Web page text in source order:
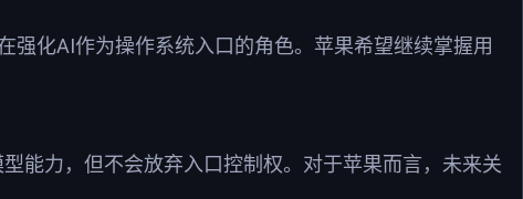
化AI作为操作系统入口的角色。苹果希望继续掌握用
能力，但不会放弃入口控制权。对于苹果而言，未来关